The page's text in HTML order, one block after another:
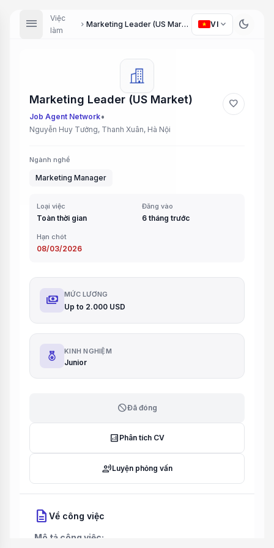
menu
Việc
làm
chevron_right Marketing Leader (US Market) VIexpand_more dark_mode
Marketing Leader (US Market)
Job Agent Network•
Nguyễn Huy Tưởng, Thanh Xuân, Hà Nội
favorite
Ngành nghề
Marketing Manager
Loại việc
Toàn thời gian
Đăng vào
6 tháng trước
Hạn chót
08/03/2026
payments MỨC LƯƠNG
Up to 2.000 USD
KINH NGHIỆM
Junior
blockĐã đóng
analytics Phân tích CV
record_voice_overLuyện phỏng vấn
description Về công việc
Mô tả công việc: